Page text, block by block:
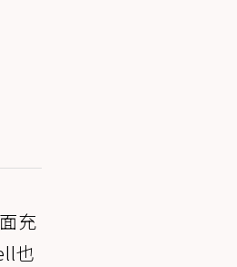
充
也